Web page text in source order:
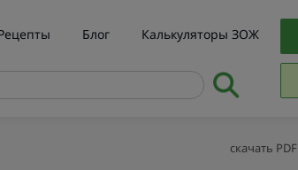
Блог Калькуляторы ЗОЖ
скачать PDF